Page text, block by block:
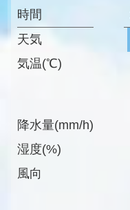
時間
天気
気温(℃)
降水量(mm/h)
湿度(%)
風向